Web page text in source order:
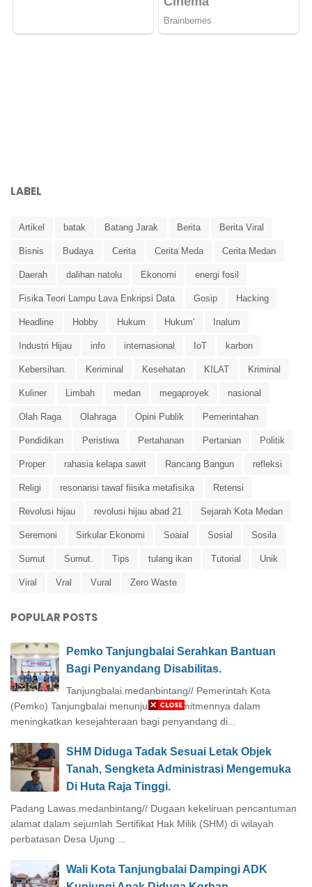
LABEL
Artikel batak Batang Jarak Berita Berita Viral
Bisnis Budaya Cerita Cerita Meda Cerita Medan
Daerah dalihan natolu Ekonomi energi fosil
Fisika Teori Lampu Lava Enkripsi Data Gosip Hacking
Headline Hobby Hukum Hukum' Inalum
Industri Hijau info internasional IoT karbon
Kebersihan. Keriminal Kesehatan KILAT Kriminal
Kuliner Limbah medan megaproyek nasional
Olah Raga Olahraga Opini Publik Pemerintahan
Pendidikan Peristiwa Pertahanan Pertanian Politik
Proper rahasia kelapa sawit Rancang Bangun refleksi
Religi resonansi tawaf fiisika metafisika Retensi
Revolusi hijau revolusi hijau abad 21 Sejarah Kota Medan
Seremoni Sirkular Ekonomi Soaial Sosial Sosila
Sumut Sumut. Tips tulang ikan Tutorial Unik
Viral Vral Vural Zero Waste
POPULAR POSTS
Pemko Tanjungbalai Serahkan Bantuan
Bagi Penyandang Disabilitas.
Tanjungbalai.medanbintang// Pemerintah Kota
(Pemko) Tanjungbalai menunjukkan komitmennya dalam
meningkatkan kesejahteraan bagi penyandang di...
SHM Diduga Tadak Sesuai Letak Objek
Tanah, Sengketa Administrasi Mengemuka
Di Huta Raja Tinggi.
Padang Lawas.medanbintang// Dugaan kekeliruan pencantuman
alamat dalam sejumlah Sertifikat Hak Milik (SHM) di wilayah
perbatasan Desa Ujung ...
Wali Kota Tanjungbalai Dampingi ADK